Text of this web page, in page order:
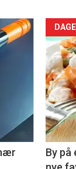
nå
-
5
By på